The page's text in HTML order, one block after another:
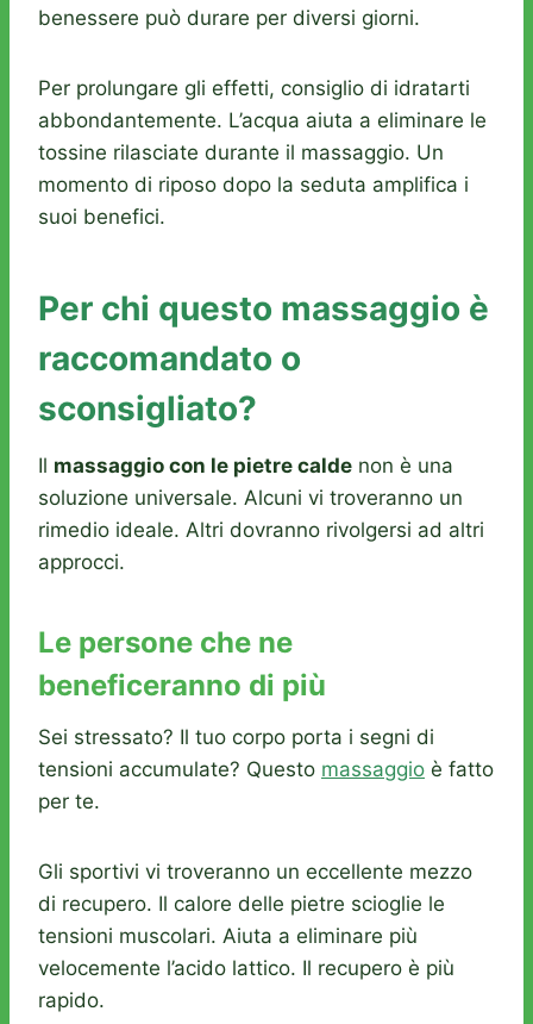
benessere può durare per diversi giorni.
Per prolungare gli effetti, consiglio di idratarti
abbondantemente. L’acqua aiuta a eliminare le
tossine rilasciate durante il massaggio. Un
momento di riposo dopo la seduta amplifica i
suoi benefici.
Per chi questo massaggio è
raccomandato o
sconsigliato?
Il massaggio con le pietre calde non è una
soluzione universale. Alcuni vi troveranno un
rimedio ideale. Altri dovranno rivolgersi ad altri
approcci.
Le persone che ne
beneficeranno di più
Sei stressato? Il tuo corpo porta i segni di
tensioni accumulate? Questo massaggio è fatto
per te.
Gli sportivi vi troveranno un eccellente mezzo
di recupero. Il calore delle pietre scioglie le
tensioni muscolari. Aiuta a eliminare più
velocemente l’acido lattico. Il recupero è più
rapido.